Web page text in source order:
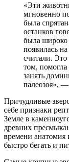
«Эти
мгновенно
была
останков
была широко
появилась
считали. Это
том, помогла
занять
палеозоя»,
Причудливые
себе признаки
Земле в
древних
времени анатомия
быстро бегать и